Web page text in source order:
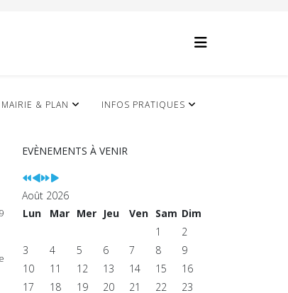
MAIRIE & PLAN INFOS PRATIQUES
EVÈNEMENTS À VENIR
Août 2026
Lun
Mar Mer Jeu Ven Sam Dim
1
2
3
4 5 6 7 8
9
10
11 12 13 14 15
16
17
18 19 20 21 22
23